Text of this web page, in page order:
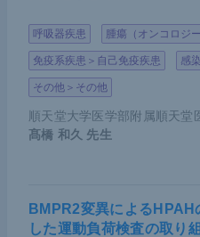
呼吸器疾患 腫瘍（オンコロジ
免疫系疾患＞自己免疫疾患 感
その他＞その他
順天堂大学医学部附属順天堂
髙橋 和久 先生
BMPR2変異による
した運動負荷検査の取り